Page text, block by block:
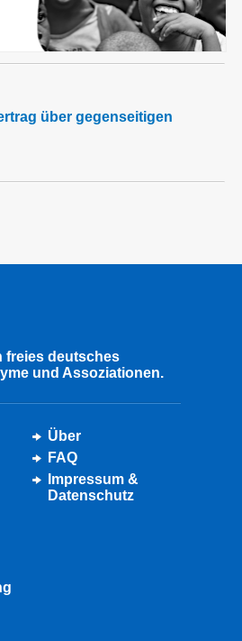
über gegenseitigen
freies deutsches
und Assoziationen.
Über
FAQ
Impressum &
Datenschutz